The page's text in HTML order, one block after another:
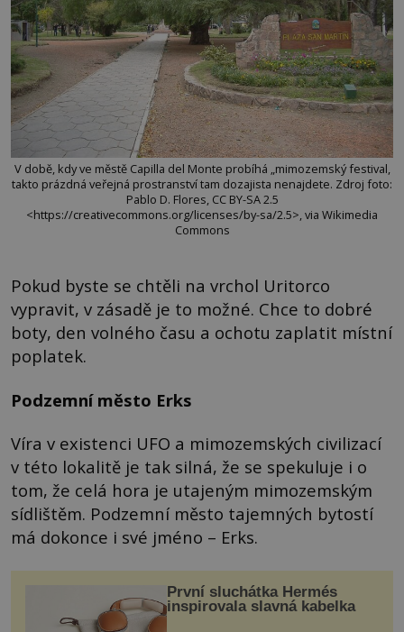
V době, kdy ve městě Capilla del Monte probíhá „mimozemský festival,
takto prázdná veřejná prostranství tam dozajista nenajdete. Zdroj foto:
Pablo D. Flores, CC BY-SA 2.5
<https://creativecommons.org/licenses/by-sa/2.5>, via Wikimedia
Commons
Pokud byste se chtěli na vrchol Uritorco
vypravit, v zásadě je to možné. Chce to dobré
boty, den volného času a ochotu zaplatit místní
poplatek.
Podzemní město Erks
Víra v existenci UFO a mimozemských civilizací
v této lokalitě je tak silná, že se spekuluje i o
tom, že celá hora je utajeným mimozemským
sídlištěm. Podzemní město tajemných bytostí
má dokonce i své jméno – Erks.
První sluchátka Hermés
inspirovala slavná kabelka